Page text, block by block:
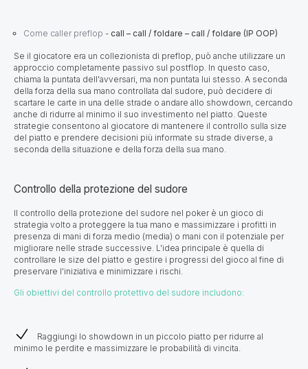
Come caller preflop - call – call / foldare – call / foldare (IP OOP)
Se il giocatore era un collezionista di preflop, può anche utilizzare un
approccio completamente passivo sul postflop. In questo caso,
chiama la puntata dell'avversari, ma non puntata lui stesso. A seconda
della forza della sua mano controllata dal sudore, può decidere di
scartare le carte in una delle strade o andare allo showdown, cercando
anche di ridurre al minimo il suo investimento nel piatto. Queste
strategie consentono al giocatore di mantenere il controllo sulla size
del piatto e prendere decisioni più informate su strade diverse, a
seconda della situazione e della forza della sua mano.
Controllo della protezione del sudore
Il controllo della protezione del sudore nel poker è un gioco di
strategia volto a proteggere la tua mano e massimizzare i profitti in
presenza di mani di forza medio (media) o mani con il potenziale per
migliorare nelle strade successive. L'idea principale è quella di
controllare le size del piatto e gestire i progressi del gioco al fine di
preservare l'iniziativa e minimizzare i rischi.
Gli obiettivi del controllo protettivo del sudore includono:
Raggiungi lo showdown in un piccolo piatto per ridurre al
minimo le perdite e massimizzare le probabilità di vincita.